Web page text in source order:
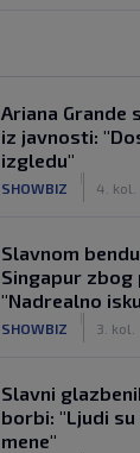
Ariana Grande
iz javnosti:
izgledu"
SHOWBIZ 4. kol.
Slavnom
Singapur zbog
"Nadrealno
SHOWBIZ 3. kol.
Slavni
borbi: "Ljudi
mene"